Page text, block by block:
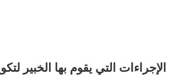
الإجراءات التي يقوم بها الخبير